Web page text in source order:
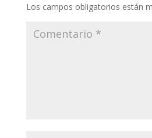
Los campos obligatorios están